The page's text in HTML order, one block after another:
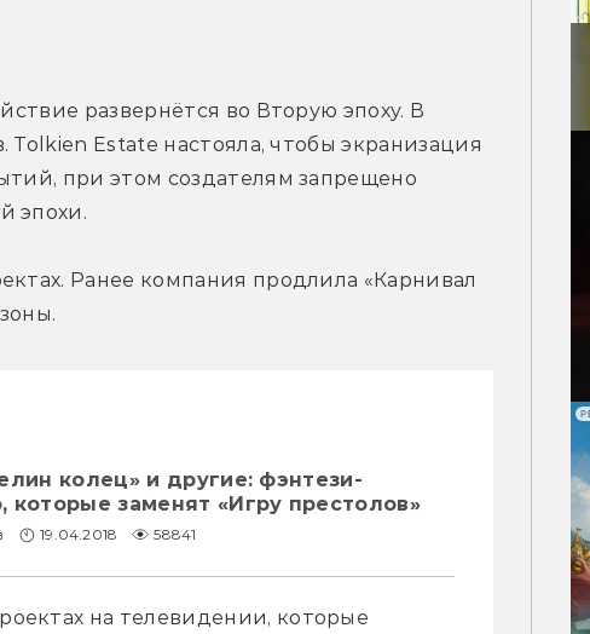
развернётся во Вторую эпоху. В
Estate настояла, чтобы экранизация
при этом создателям запрещено
эпохи.
Ранее компания продлила «Карнивал
колец» и другие: фэнтези-
которые заменят «Игру престолов»
19.04.2018 58841
на телевидении, которые